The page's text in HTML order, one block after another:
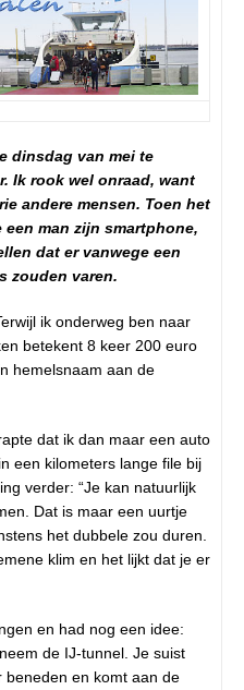
dinsdag van mei te
Ik rook wel onraad, want
andere mensen. Toen het
man zijn smartphone,
dat er vanwege een
zouden varen.
ik onderweg ben naar
betekent 8 keer 200 euro
hemelsnaam aan de
dat ik dan maar een auto
een kilometers lange file bij
verder: “Je kan natuurlijk
Dat is maar een uurtje
het dubbele zou duren.
klim en het lijkt dat je er
en had nog een idee:
de IJ-tunnel. Je suist
beneden en komt aan de